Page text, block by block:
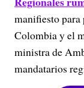
manifiesto
Colombia y el
ministra de
mandatarios